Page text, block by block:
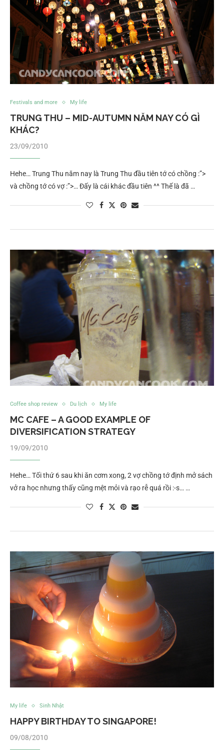
Festivals and more My life
TRUNG THU – MID-AUTUMN NĂM NAY CÓ GÌ
KHÁC?
23/09/2010
Hehe… Trung Thu năm nay là Trung Thu đầu tiên tớ có chồng :”>
và chồng tớ có vợ :”>… Đấy là cái khác đầu tiên ^^ Thế là đã …
Coffee shop review Du lịch My life
MC CAFE – A GOOD EXAMPLE OF
DIVERSIFICATION STRATEGY
19/09/2010
Hehe… Tối thứ 6 sau khi ăn cơm xong, 2 vợ chồng tớ định mở sách
vở ra học nhưng thấy cũng mệt mỏi và rạo rễ quá rồi :-s… …
My life Sinh Nhật
HAPPY BIRTHDAY TO SINGAPORE!
09/08/2010